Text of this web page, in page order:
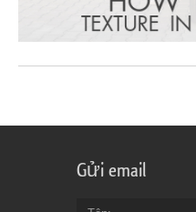
Gửi email